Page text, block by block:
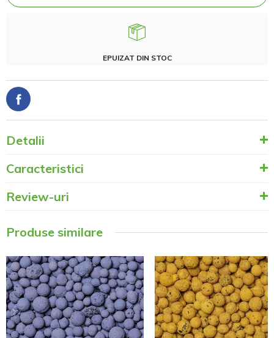
EPUIZAT DIN STOC
Detalii
Caracteristici
Review-uri
Produse similare